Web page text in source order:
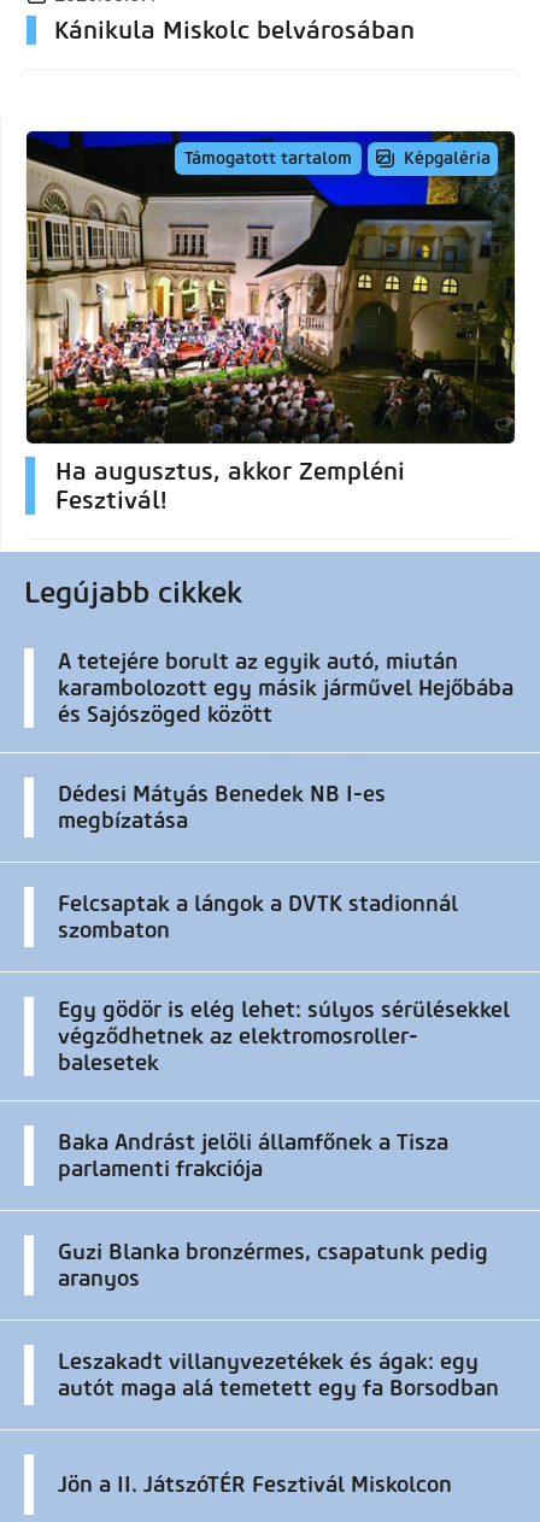
Kánikula Miskolc belvárosában
Támogatott tartalom Képgaléria
Ha augusztus, akkor Zempléni
Fesztivál!
Legújabb cikkek
A tetejére borult az egyik autó, miután
karambolozott egy másik járművel Hejőbába
és Sajószöged között
Dédesi Mátyás Benedek NB I-es
megbízatása
Felcsaptak a lángok a DVTK stadionnál
szombaton
Egy gödör is elég lehet: súlyos sérülésekkel
végződhetnek az elektromosroller-
balesetek
Baka Andrást jelöli államfőnek a Tisza
parlamenti frakciója
Guzi Blanka bronzérmes, csapatunk pedig
aranyos
Leszakadt villanyvezetékek és ágak: egy
autót maga alá temetett egy fa Borsodban
Jön a II. JátszóTÉR Fesztivál Miskolcon